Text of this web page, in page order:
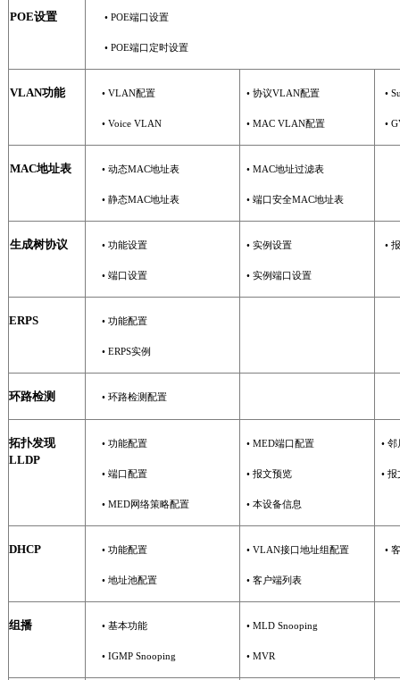
POE设置 • POE端口设置
• POE端口定时设置
VLAN功能 • VLAN配置
• Voice VLAN
•协议VLAN配置
•MAC VLAN配置
•
•
MAC地址表 • 动态MAC地址表
• 静态MAC地址表
•MAC地址过滤表
• 端口安全MAC地址表
生成树协议 • 功能设置
• 端口设置
• 实例设置
• 实例端口设置
•
ERPS • 功能配置
• ERPS实例
环路检测 • 环路检测配置
拓扑发现
LLDP
• 功能配置
• 端口配置
• MED网络策略配置
• MED端口配置
•报文预览
•本设备信息
•邻
•报
DHCP • 功能配置
• 地址池配置
• VLAN接口地址组配置
• 客户端列表
•
组播 • 基本功能
• IGMP Snooping
• MLD Snooping
• MVR